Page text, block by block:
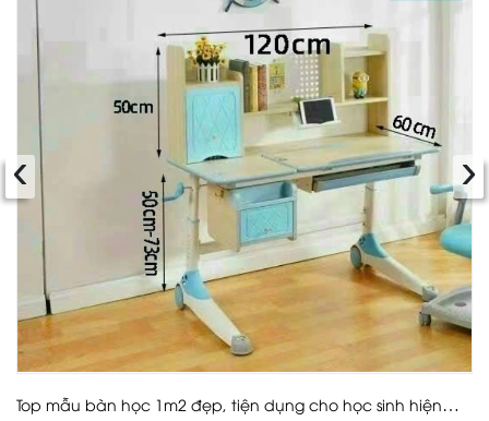
Top mẫu bàn học 1m2 đẹp, tiện dụng cho học sinh hiện
‹ ›